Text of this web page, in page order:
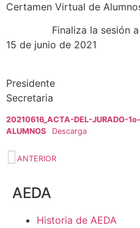
Certamen Virtual de
Finaliza la sesión a
15 de junio de 2021
Secretaria
20210616_ACTA-DEL-JURADO-
ALUMNOS
Descarga
ANTERIOR
AEDA
Historia de AEDA